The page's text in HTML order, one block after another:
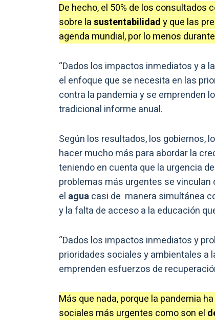
De hecho, el 50% de los consultados
sobre lasustentabilidady que las
agenda mundial, por lo menos
“Dados los impactos inmediatos y a
el enfoque que se necesita en las
contra la pandemia y se emprenden
tradicional informe anual.
Según los resultados, los gobiernos,
hacer mucho más para abordar la
teniendo en cuenta que la urgencia
problemas más urgentes se vinculan
el aguacasi de manera simultánea
y la falta de acceso a la educación
“Dados los impactos inmediatos y
prioridades sociales y ambientales a
emprenden esfuerzos de
Más que nada, porque la pandemia
sociales más urgentes como son el